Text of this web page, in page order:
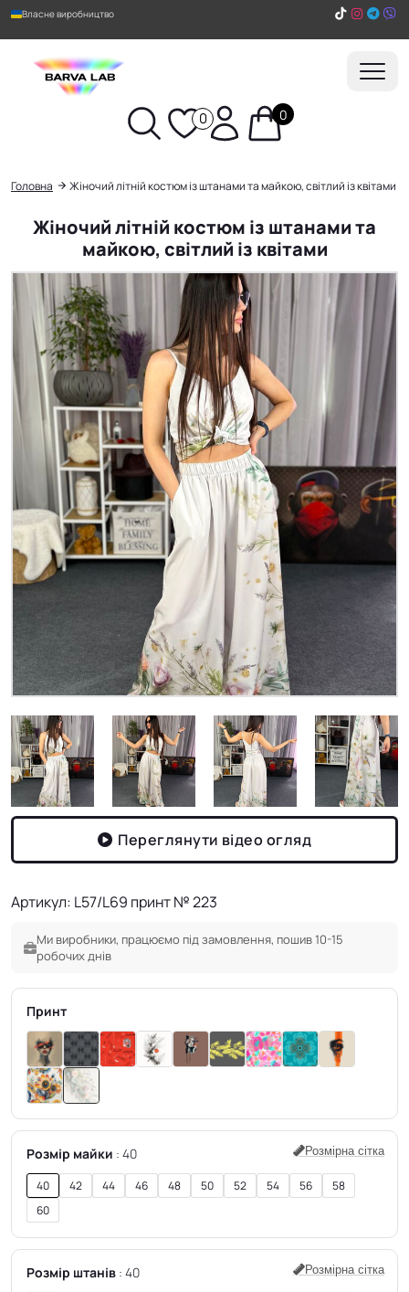
Власне виробництво
0 0
Пошук
Головна Жіночий літній костюм із штанами та майкою, світлий із квітами
Жіночий літній костюм із штанами та
майкою, світлий із квітами
Переглянути відео огляд
Артикул: L57/L69 принт № 223
Ми виробники, працюємо під замовлення, пошив 10-15
робочих днів
Принт
Розмір майки 40 Розмірна сітка
40 42 44 46 48 50 52 54 56
58
60
Розмір штанів 40 Розмірна сітка